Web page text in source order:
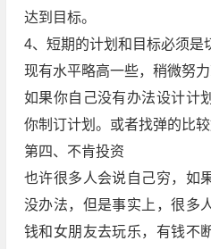
达到目标。
4、短期的计划和目标必须是
现有水平略高一些，稍微努力
如果你自己没有办法设计计
你制订计划。或者找弹的比较
第四、不肯投资
也许很多人会说自己穷，如
没办法，但是事实上，很多
钱和女朋友去玩乐，有钱不